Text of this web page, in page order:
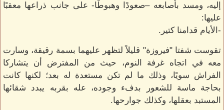
إليه، ومسد بأصابعه –صعودًا وهبوطًا- على جانب ذراعها معقبًا
عليها:
-الأيام قدامنا كتير.
تقوست شفتا "فيروزة" قليلاً لتظهر عليهما بسمة رقيقة، وسارت
معه في اتجاه غرفة النوم، حيث من المفترض أن يتشاركا
الفراش سويًا، وذلك ما لم تكن مستعدة له بعد؛ لكنها كانت
بحاجة ماسة للشعور بدفء وجوده، عله بقربه يبدد شقائها
المستبد بعقلها، وكذلك جوارحها.